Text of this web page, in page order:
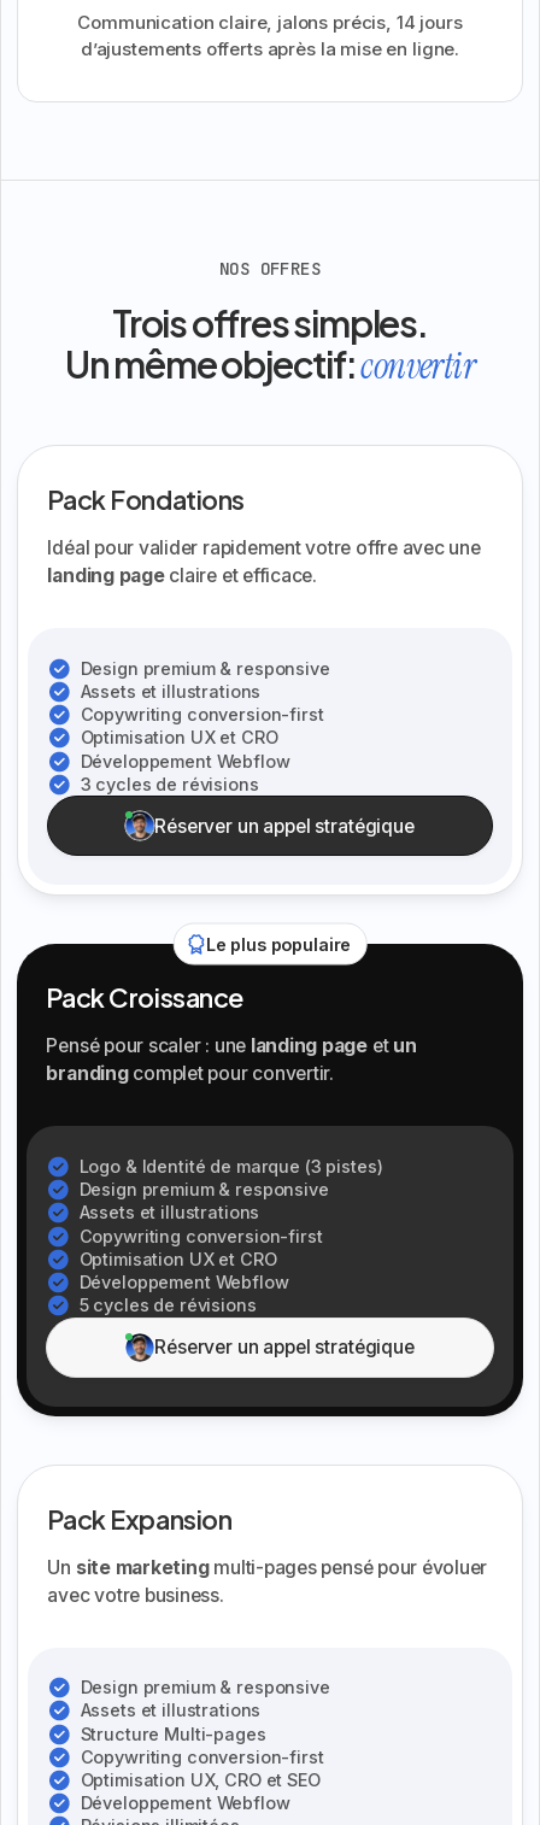
Communication claire, jalons précis, 14 jours
d’ajustements offerts après la mise en ligne.
NOS OFFRES
Trois offres simples.
Un même objectif:convertir
Pack Fondations
Idéal pour valider rapidement votre offre avec une
landing pageclaire et efficace.
Design premium & responsive
Assets et illustrations
Copywriting conversion-first
Optimisation UX et CRO
Développement Webflow
3 cycles de révisions
Réserver un appel stratégique
Pack Croissance
Pensé pour scaler : une landing page et un
brandingcomplet pour convertir.
Logo & Identité de marque (3 pistes)
Design premium & responsive
Assets et illustrations
Copywriting conversion-first
Optimisation UX et CRO
Développement Webflow
5 cycles de révisions
Réserver un appel stratégique
Le plus populaire
Pack Expansion
Un site marketingmulti-pages pensé pour évoluer
avec votre business.
Design premium & responsive
Assets et illustrations
Structure Multi-pages
Copywriting conversion-first
Optimisation UX, CRO et SEO
Développement Webflow